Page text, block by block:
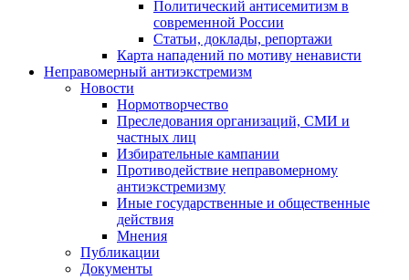
Политический антисемитизм в
современной России
Статьи, доклады, репортажи
Карта нападений по мотиву ненависти
Неправомерный антиэкстремизм
Новости
Нормотворчество
Преследования организаций, СМИ и
частных лиц
Избирательные кампании
Противодействие неправомерному
антиэкстремизму
Иные государственные и общественные
действия
Мнения
Публикации
Документы